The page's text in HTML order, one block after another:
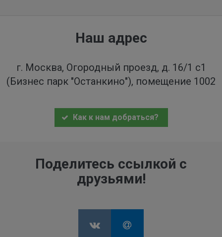
Наш адрес
г. Москва, Огородный проезд, д. 16/1 с1
(Бизнес парк "Останкино"), помещение 1002
Как к нам добраться?
Поделитесь ссылкой с
друзьями!